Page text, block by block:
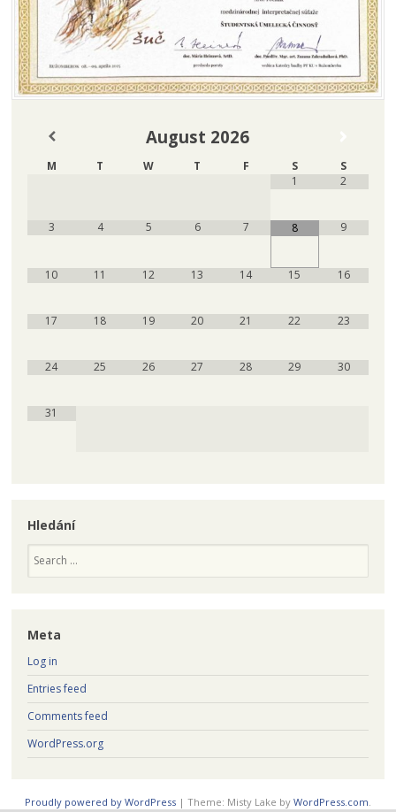
August 2026
M T W T F S
S
1
2
3 4 5 6 7 8 9
10 11 12 13 14 15 16
17 18 19 20 21 22 23
24 25 26 27 28 29 30
31
Hledání
Meta
Log in
Entries feed
Comments feed
WordPress.org
Proudly powered by WordPress | Theme: Misty Lake by WordPress.com.